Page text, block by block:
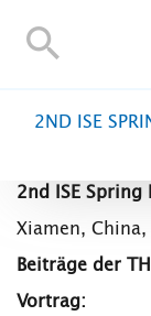
2ND ISE
2nd ISE Spring
Xiamen,
Beiträge der
Vortrag: